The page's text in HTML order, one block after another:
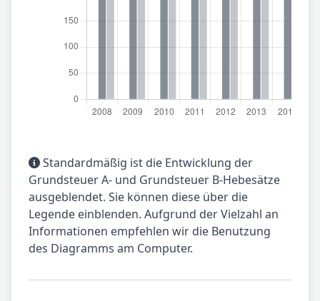
Standardmäßig ist die Entwicklung der
Grundsteuer A- und Grundsteuer B-Hebesätze
ausgeblendet. Sie können diese über die
Legende einblenden. Aufgrund der Vielzahl an
Informationen empfehlen wir die Benutzung
des Diagramms am Computer.